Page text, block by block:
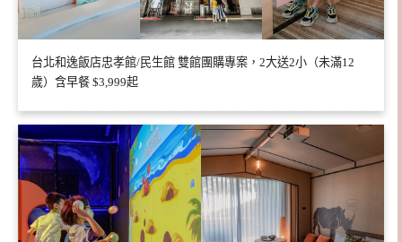
台北和逸飯店忠孝館/民生館 雙館團購專案，2大送2小（未滿12
歲）含早餐 $3,999起